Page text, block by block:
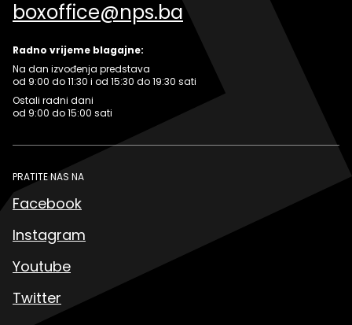
boxoffice@nps.ba
Radno vrijeme blagajne:
Na dan izvođenja predstava
od 9:00 do 11:30 i od 15:30 do 19:30 sati
Ostali radni dani
od 9:00 do 15:00 sati
PRATITE NAS NA
Facebook
Instagram
Youtube
Twitter